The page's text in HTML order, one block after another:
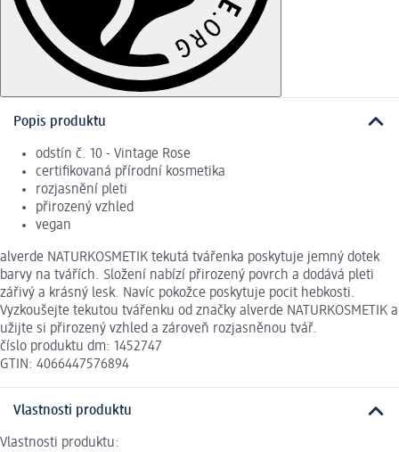
Popis produktu
odstín č. 10 - Vintage Rose
certifikovaná přírodní kosmetika
rozjasnění pleti
přirozený vzhled
vegan
alverde NATURKOSMETIK tekutá tvářenka poskytuje jemný dotek
barvy na tvářích. Složení nabízí přirozený povrch a dodává pleti
zářivý a krásný lesk. Navíc pokožce poskytuje pocit hebkosti.
Vyzkoušejte tekutou tvářenku od značky alverde NATURKOSMETIK a
užijte si přirozený vzhled a zároveň rozjasněnou tvář.
číslo produktu dm: 1452747
GTIN: 4066447576894
Vlastnosti produktu
Vlastnosti produktu: